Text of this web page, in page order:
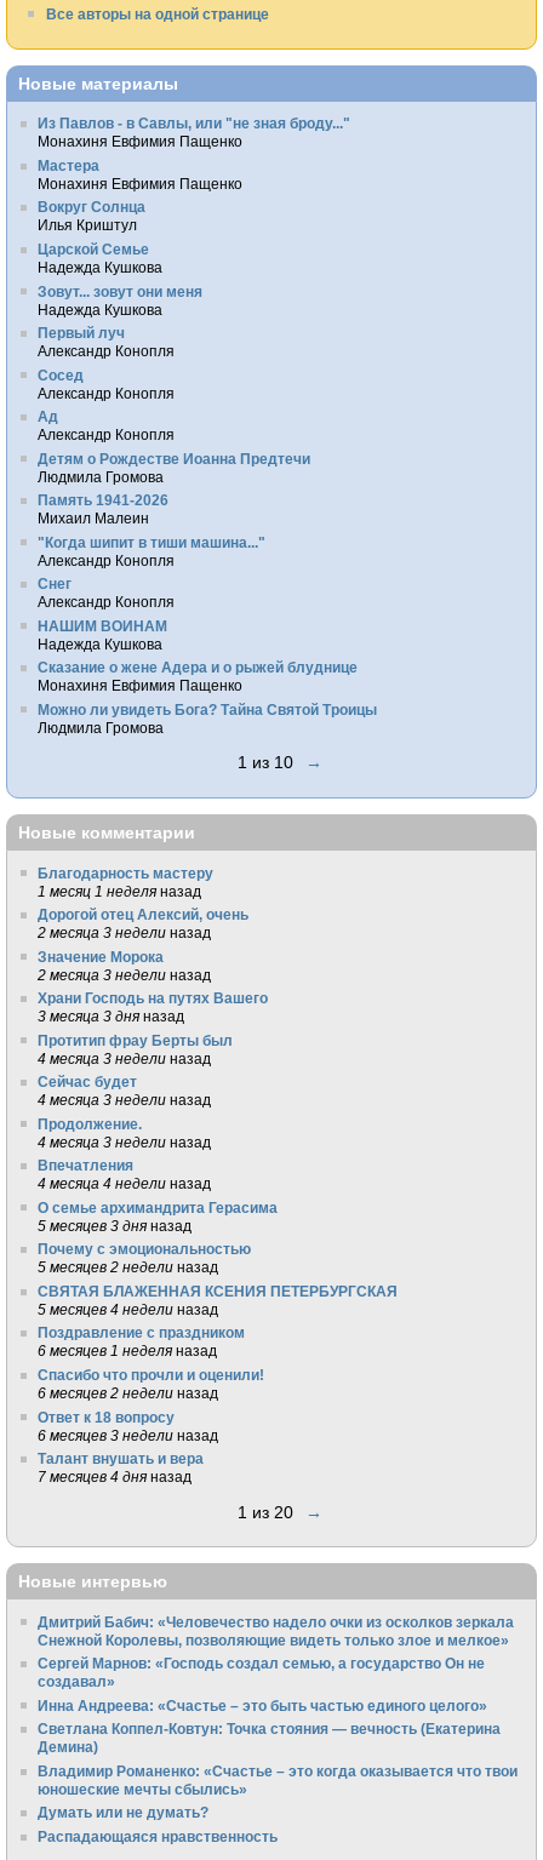
Все авторы на одной странице
Новые материалы
Из Павлов - в Савлы, или "не зная броду..."
Монахиня Евфимия Пащенко
Мастера
Монахиня Евфимия Пащенко
Вокруг Солнца
Илья Криштул
Царской Семье
Надежда Кушкова
Зовут... зовут они меня
Надежда Кушкова
Первый луч
Александр Конопля
Сосед
Александр Конопля
Ад
Александр Конопля
Детям о Рождестве Иоанна Предтечи
Людмила Громова
Память 1941-2026
Михаил Малеин
"Когда шипит в тиши машина..."
Александр Конопля
Снег
Александр Конопля
НАШИМ ВОИНАМ
Надежда Кушкова
Сказание о жене Адера и о рыжей блуднице
Монахиня Евфимия Пащенко
Можно ли увидеть Бога? Тайна Святой Троицы
Людмила Громова
1 из 10 →
Новые комментарии
Благодарность мастеру
1 месяц 1 неделя назад
Дорогой отец Алексий, очень
2 месяца 3 недели назад
Значение Морока
2 месяца 3 недели назад
Храни Господь на путях Вашего
3 месяца 3 дня назад
Протитип фрау Берты был
4 месяца 3 недели назад
Сейчас будет
4 месяца 3 недели назад
Продолжение.
4 месяца 3 недели назад
Впечатления
4 месяца 4 недели назад
О семье архимандрита Герасима
5 месяцев 3 дня назад
Почему с эмоциональностью
5 месяцев 2 недели назад
СВЯТАЯ БЛАЖЕННАЯ КСЕНИЯ ПЕТЕРБУРГСКАЯ
5 месяцев 4 недели назад
Поздравление с праздником
6 месяцев 1 неделя назад
Спасибо что прочли и оценили!
6 месяцев 2 недели назад
Ответ к 18 вопросу
6 месяцев 3 недели назад
Талант внушать и вера
7 месяцев 4 дня назад
1 из 20 →
Новые интервью
Дмитрий Бабич: «Человечество надело очки из осколков зеркала
Снежной Королевы, позволяющие видеть только злое и мелкое»
Сергей Марнов: «Господь создал семью, а государство Он не
создавал»
Инна Андреева: «Счастье – это быть частью единого целого»
Светлана Коппел-Ковтун: Точка стояния — вечность (Екатерина
Демина)
Владимир Романенко: «Счастье – это когда оказывается что твои
юношеские мечты сбылись»
Думать или не думать?
Распадающаяся нравственность